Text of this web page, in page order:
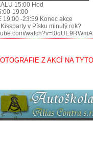
15:00 Hod
19:00
19:00 -23:59 Konec akce
v Písku minulý rok?
Z AKCÍ NA